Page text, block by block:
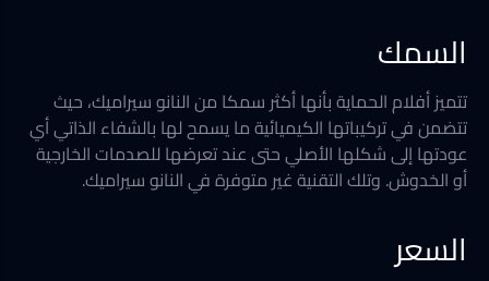
السمك
تتميز أفلام الحماية بأنها أكثر سمكا من النانو سيراميك، حيث
تتضمن في تركيباتها الكيميائية ما يسمح لها بالشفاء الذاتي أي
عودتها إلى شكلها الأصلي حتى عند تعرضها للصدمات الخارجية
أو الخدوش. وتلك التقنية غير متوفرة في النانو سيراميك.
السعر